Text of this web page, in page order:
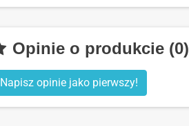
Opinie o produkcie (0)
Napisz opinie jako pierwszy!